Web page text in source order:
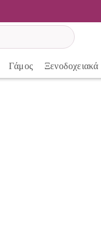
Γάμος Ξενοδοχειακά